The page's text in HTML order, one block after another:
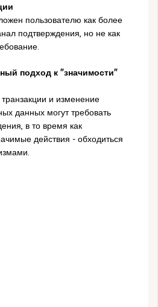
пользователю как более
подтверждения, но не как
подход к "значимости"
и изменение
данных могут требовать
в то время как
действия - обходиться